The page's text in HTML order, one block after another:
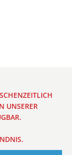
UNSERER